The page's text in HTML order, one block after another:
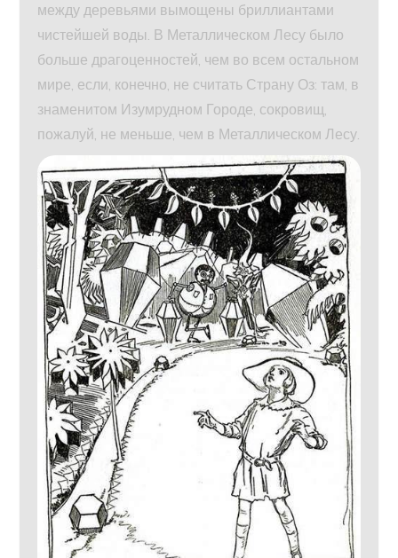
между деревьями вымощены бриллиантами
чистейшей воды. В Металлическом Лесу было
больше драгоценностей, чем во всем остальном
мире, если, конечно, не считать Страну Оз: там, в
знаменитом Изумрудном Городе, сокровищ,
пожалуй, не меньше, чем в Металлическом Лесу.